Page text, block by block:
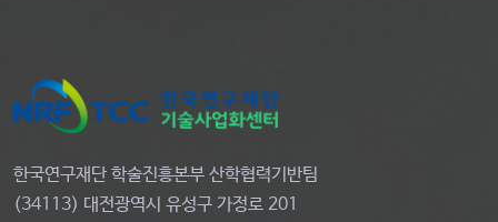
한국연구재단 학술진흥본부 산학협력기반팀
(34113) 대전광역시 유성구 가정로 201